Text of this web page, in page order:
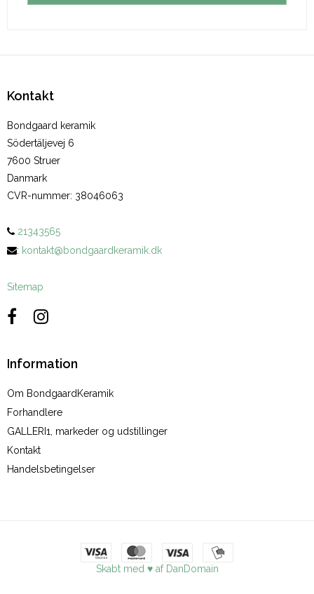
Kontakt
Bondgaard keramik
Södertäljevej 6
7600 Struer
Danmark
CVR-nummer: 38046063
21343565
: kontakt@bondgaardkeramik.dk
Sitemap
Information
Om BondgaardKeramik
Forhandlere
GALLERI1, markeder og udstillinger
Kontakt
Handelsbetingelser
Skabt med ♥ af DanDomain